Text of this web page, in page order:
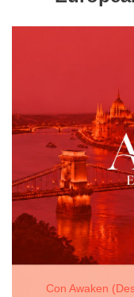
Con Awaken